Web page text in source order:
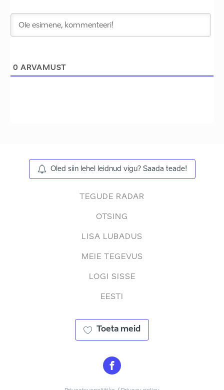
0 ARVAMUST
Oled siin lehel leidnud vigu? Saada teade!
TEGUDE RADAR
OTSING
LISA LUBADUS
MEIE TEGEVUS
LOGI SISSE
EESTI
Toeta meid